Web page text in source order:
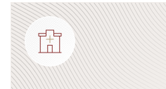
Подробнее о программе